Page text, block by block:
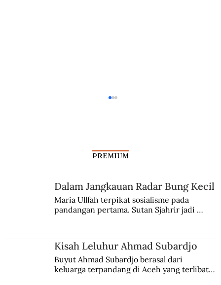
Pengadilan untuk Nona dan Nyonya
PREMIUM
Dalam Jangkauan Radar Bung Kecil
Maria Ullfah terpikat sosialisme pada
pandangan pertama. Sutan Sjahrir jadi
Kisah Leluhur Ahmad Subardjo
Buyut Ahmad Subardjo berasal dari
keluarga terpandang di Aceh yang terlibat